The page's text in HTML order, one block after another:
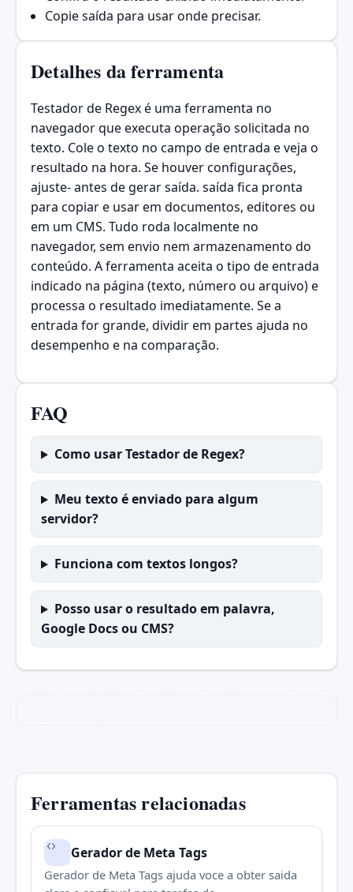
Copie saída para usar onde precisar.
Detalhes da ferramenta
Testador de Regex é uma ferramenta no
navegador que executa operação solicitada no
texto. Cole o texto no campo de entrada e veja o
resultado na hora. Se houver configurações,
ajuste- antes de gerar saída. saída fica pronta
para copiar e usar em documentos, editores ou
em um CMS. Tudo roda localmente no
navegador, sem envio nem armazenamento do
conteúdo. A ferramenta aceita o tipo de entrada
indicado na página (texto, número ou arquivo) e
processa o resultado imediatamente. Se a
entrada for grande, dividir em partes ajuda no
desempenho e na comparação.
FAQ
Como usar Testador de Regex?
Meu texto é enviado para algum
servidor?
Funciona com textos longos?
Posso usar o resultado em palavra,
Google Docs ou CMS?
Ferramentas relacionadas
Gerador de Meta Tags
Gerador de Meta Tags ajuda voce a obter saida